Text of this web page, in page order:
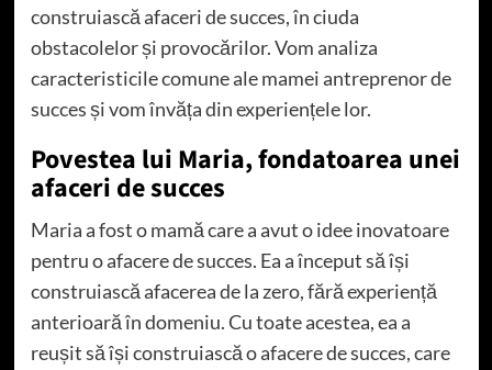
construiască afaceri de succes, în ciuda
obstacolelor și provocărilor. Vom analiza
caracteristicile comune ale mamei antreprenor de
succes și vom învăța din experiențele lor.
Povestea lui Maria, fondatoarea unei
afaceri de succes
Maria a fost o mamă care a avut o idee inovatoare
pentru o afacere de succes. Ea a început să își
construiască afacerea de la zero, fără experiență
anterioară în domeniu. Cu toate acestea, ea a
reușit să își construiască o afacere de succes, care